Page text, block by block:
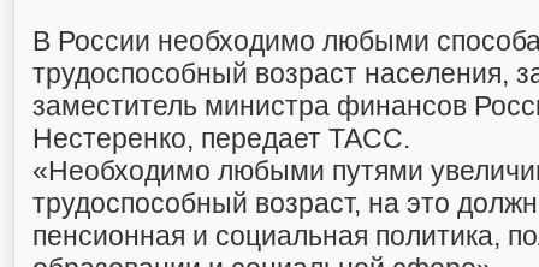
В России необходимо любыми
трудоспособный возраст населения,
заместитель министра финансов
Нестеренко, передает ТАСС.
«Необходимо любыми путями
трудоспособный возраст, на это
пенсионная и социальная политика,